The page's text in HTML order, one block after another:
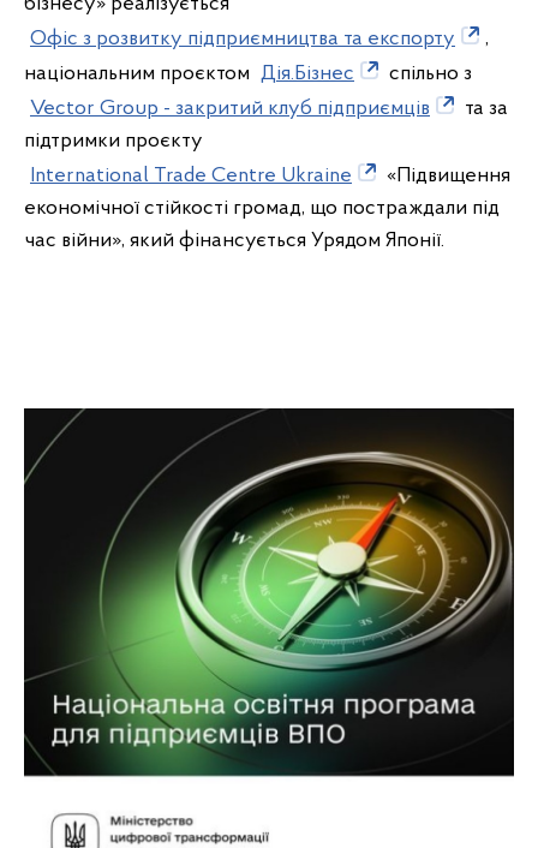
Офіс з розвитку підприємництва та експорту
,
національним проєктом Дія.Бізнес
спільно з
Vector Group - закритий клуб підприємців
та за
підтримки проєкту
International Trade Centre Ukraine
«Підвищення
економічної стійкості громад, що постраждали під
час війни», який фінансується Урядом Японії.